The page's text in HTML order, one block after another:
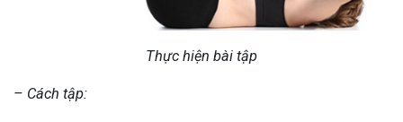
Thực hiện bài tập
– Cách tập: